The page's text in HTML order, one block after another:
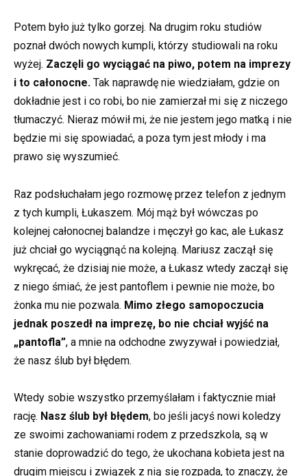
Potem było już tylko gorzej. Na drugim roku studiów
poznał dwóch nowych kumpli, którzy studiowali na roku
wyżej. Zaczęli go wyciągać na piwo, potem na imprezy
i to całonocne. Tak naprawdę nie wiedziałam, gdzie on
dokładnie jest i co robi, bo nie zamierzał mi się z niczego
tłumaczyć. Nieraz mówił mi, że nie jestem jego matką i nie
będzie mi się spowiadać, a poza tym jest młody i ma
prawo się wyszumieć.
Raz podsłuchałam jego rozmowę przez telefon z jednym
z tych kumpli, Łukaszem. Mój mąż był wówczas po
kolejnej całonocnej balandze i męczył go kac, ale Łukasz
już chciał go wyciągnąć na kolejną. Mariusz zaczął się
wykręcać, że dzisiaj nie może, a Łukasz wtedy zaczął się
z niego śmiać, że jest pantoflem i pewnie nie może, bo
żonka mu nie pozwala. Mimo złego samopoczucia
jednak poszedł na imprezę, bo nie chciał wyjść na
„pantofla”, a mnie na odchodne zwyzywał i powiedział,
że nasz ślub był błędem.
Wtedy sobie wszystko przemyślałam i faktycznie miał
rację. Nasz ślub był błędem, bo jeśli jacyś nowi koledzy
ze swoimi zachowaniami rodem z przedszkola, są w
stanie doprowadzić do tego, że ukochana kobieta jest na
drugim miejscu i związek z nią się rozpada, to znaczy, że